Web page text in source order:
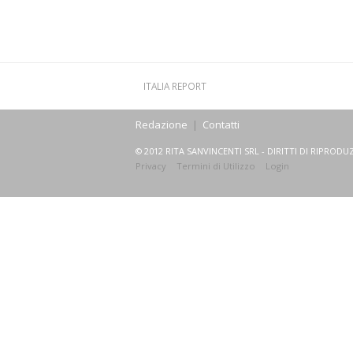
ITALIA REPORT
Redazione | Contatti
© 2012 RITA SANVINCENTI SRL - DIRITTI DI
Privacy
Termini di Utilizzo Login